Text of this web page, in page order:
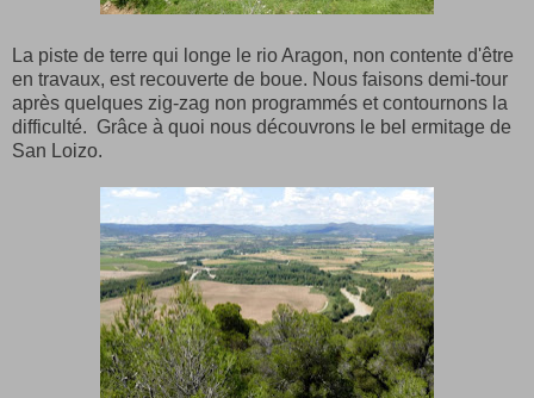
La piste de terre qui longe le rio Aragon, non contente d'être
en travaux, est recouverte de boue. Nous faisons demi-tour
après quelques zig-zag non programmés et contournons la
difficulté. Grâce à quoi nous découvrons le bel ermitage de
San Loizo.